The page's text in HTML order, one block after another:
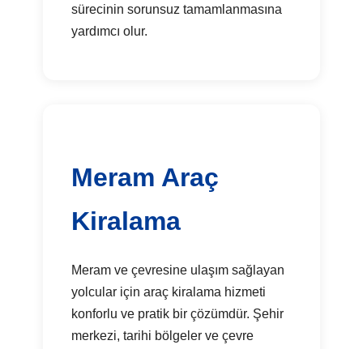
sürecinin sorunsuz tamamlanmasına
yardımcı olur.
Meram Araç
Kiralama
Meram ve çevresine ulaşım sağlayan
yolcular için araç kiralama hizmeti
konforlu ve pratik bir çözümdür. Şehir
merkezi, tarihi bölgeler ve çevre